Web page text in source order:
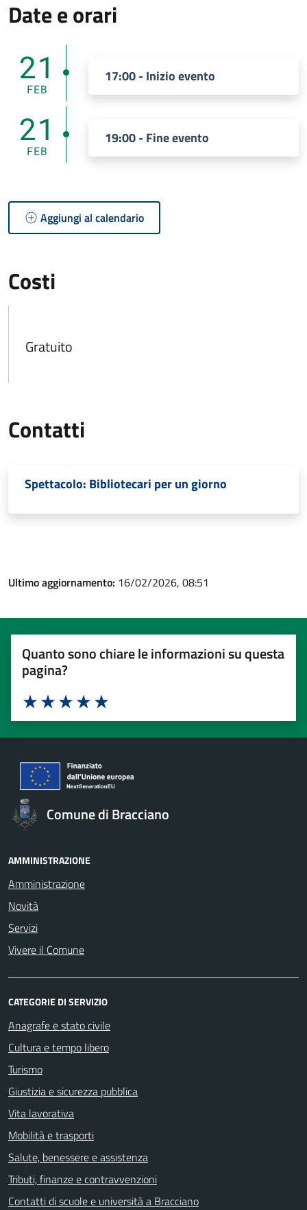
Date e orari
21
FEB
17:00 - Inizio evento
21
FEB
19:00 - Fine evento
Aggiungi al calendario
Costi
Gratuito
Contatti
Spettacolo: Bibliotecari per un giorno
Ultimo aggiornamento: 16/02/2026, 08:51
Quanto sono chiare le informazioni su questa
pagina?
Valuta 5 stelle su 5
Valuta 4 stelle su 5
Valuta 3 stelle su 5
Valuta 2 stelle su 5
Valuta 1 stelle su 5
Comune di Bracciano
AMMINISTRAZIONE
Amministrazione
Novità
Servizi
Vivere il Comune
CATEGORIE DI SERVIZIO
Anagrafe e stato civile
Cultura e tempo libero
Turismo
Giustizia e sicurezza pubblica
Vita lavorativa
Mobilità e trasporti
Salute, benessere e assistenza
Tributi, finanze e contravvenzioni
Contatti di scuole e università a Bracciano